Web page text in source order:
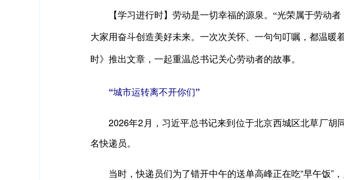
【学习进行时】劳动是一切幸福的源泉。“光荣属于劳动
大家用奋斗创造美好未来。一次次关怀、一句句叮嘱，都温暖
时》推出文章，一起重温总书记关心劳动者的故事。
“城市运转离不开你们”
2026年2月，习近平总书记来到位于北京西城区北草厂胡
名快递员。
当时，快递员们为了错开中午的送单高峰正在吃“早午饭”，